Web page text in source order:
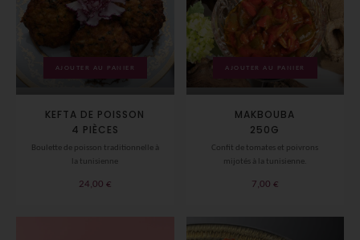
AJOUTER AU PANIER
KEFTA DE POISSON
4 PIÈCES
Boulette de poisson traditionnelle à
la tunisienne
24,00 €
AJOUTER AU PANIER
MAKBOUBA
250G
Confit de tomates et poivrons
mijotés à la tunisienne.
7,00 €